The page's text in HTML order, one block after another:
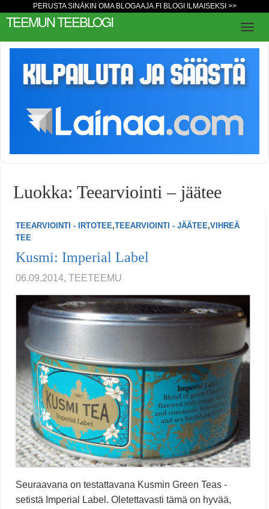
PERUSTA SINÄKIN OMA BLOGAAJA.FI BLOGI ILMAISEKSI >>
TEEMUN TEEBLOGI
Luokka: Teearviointi – jäätee
TEEARVIOINTI - IRTOTEE,TEEARVIOINTI - JÄÄTEE,VIHREÄ
TEE
Kusmi: Imperial Label
06.09.2014, TEETEEMU
Seuraavana on testattavana Kusmin Green Teas -
setistä Imperial Label. Oletettavasti tämä on hyvää,